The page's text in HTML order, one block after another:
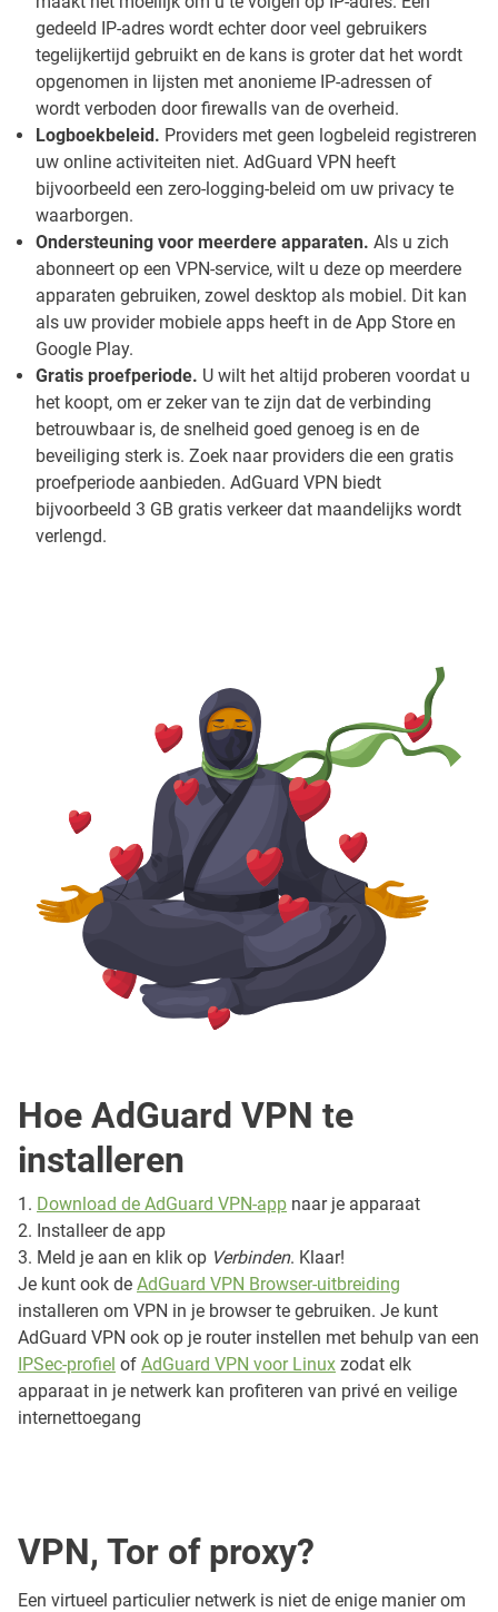
gedeeld IP-adres wordt echter door veel gebruikers
tegelijkertijd gebruikt en de kans is groter dat het wordt
opgenomen in lijsten met anonieme IP-adressen of
wordt verboden door firewalls van de overheid.
Logboekbeleid. Providers met geen logbeleid registreren
uw online activiteiten niet. AdGuard VPN heeft
bijvoorbeeld een zero-logging-beleid om uw privacy te
waarborgen.
Ondersteuning voor meerdere apparaten. Als u zich
abonneert op een VPN-service, wilt u deze op meerdere
apparaten gebruiken, zowel desktop als mobiel. Dit kan
als uw provider mobiele apps heeft in de App Store en
Google Play.
Gratis proefperiode. U wilt het altijd proberen voordat u
het koopt, om er zeker van te zijn dat de verbinding
betrouwbaar is, de snelheid goed genoeg is en de
beveiliging sterk is. Zoek naar providers die een gratis
proefperiode aanbieden. AdGuard VPN biedt
bijvoorbeeld 3 GB gratis verkeer dat maandelijks wordt
verlengd.
Hoe AdGuard VPN te
installeren
Download de AdGuard VPN-app naar je apparaat
Installeer de app
Meld je aan en klik op Verbinden. Klaar!
Je kunt ook de AdGuard VPN Browser-uitbreiding
installeren om VPN in je browser te gebruiken. Je kunt
AdGuard VPN ook op je router instellen met behulp van een
IPSec-profiel of AdGuard VPN voor Linux zodat elk
apparaat in je netwerk kan profiteren van privé en veilige
internettoegang
VPN, Tor of proxy?
Een virtueel particulier netwerk is niet de enige manier om